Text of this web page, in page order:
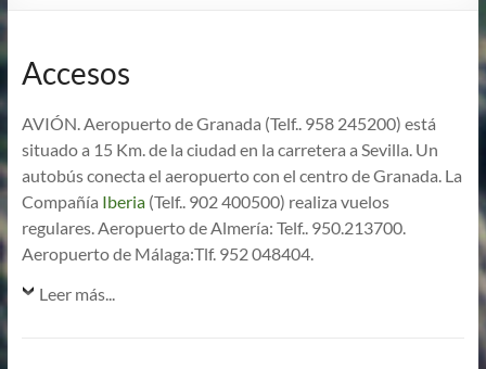
Accesos
AVIÓN. Aeropuerto de Granada (Telf.. 958 245200) está
situado a 15 Km. de la ciudad en la carretera a Sevilla. Un
autobús conecta el aeropuerto con el centro de Granada. La
Compañía Iberia(Telf.. 902 400500) realiza vuelos
regulares. Aeropuerto de Almería: Telf.. 950.213700.
Aeropuerto de Málaga:Tlf. 952 048404.
Leer más...